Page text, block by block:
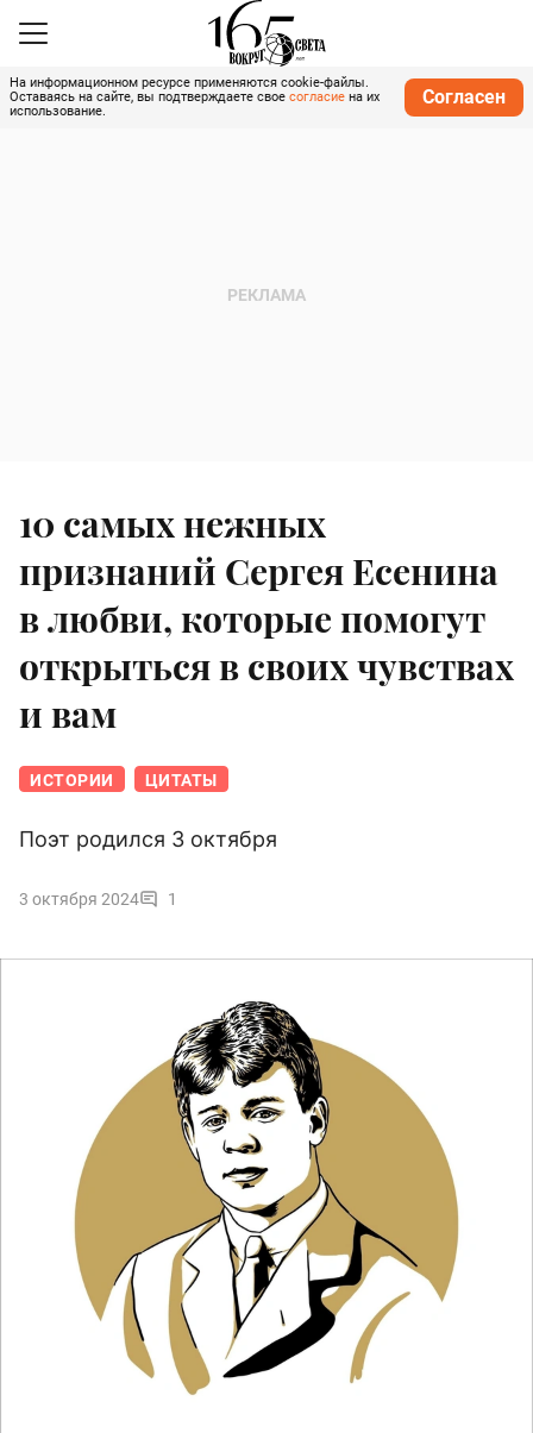
На информационном ресурсе применяются cookie-файлы.
Оставаясь на сайте, вы подтверждаете свое согласие на их
использование.
Согласен
10 самых нежных
признаний Сергея Есенина
в любви, которые помогут
открыться в своих чувствах
и вам
ИСТОРИИ ЦИТАТЫ
Поэт родился 3 октября
3 октября 2024 1